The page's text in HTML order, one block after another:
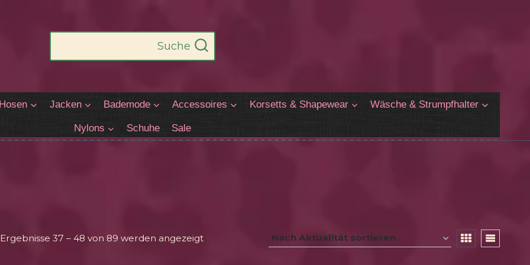
Suche
Hosen Jacken Bademode Accessoires Korsetts & Shapewear Wäsche & Strumpfhalter
Nylons Schuhe Sale
Ergebnisse 37 – 48 von 89 werden angezeigtNach